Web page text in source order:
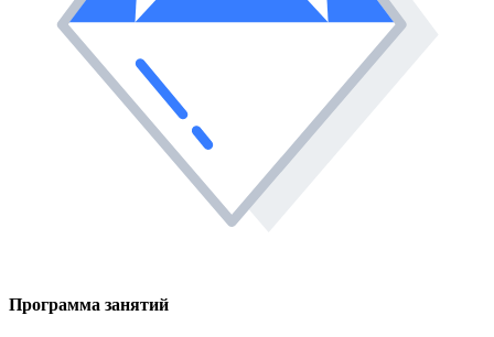
Программа занятий